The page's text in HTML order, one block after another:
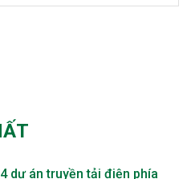
dự án truyền tải điện phía